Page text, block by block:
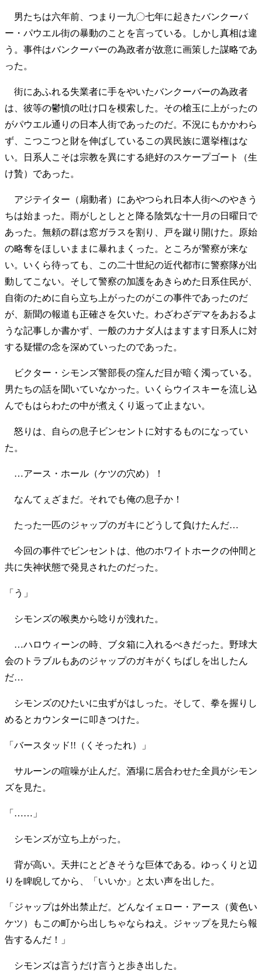
男たちは六年前、つまり一九〇七年に起きたバンクーバ
ー・パウエル街の暴動のことを言っている。しかし真相は違
う。事件はバンクーバーの為政者が故意に画策した謀略であ
った。
街にあふれる失業者に手をやいたバンクーバーの為政者
は、彼等の鬱憤の吐け口を模索した。その槍玉に上がったの
がパウエル通りの日本人街であったのだ。不況にもかかわら
ず、こつこつと財を伸ばしているこの異民族に選挙権はな
い。日系人こそは宗教を異にする絶好のスケープゴート（生
け贄）であった。
アジテイター（扇動者）にあやつられ日本人街へのやきう
ちは始まった。雨がしとしとと降る陰気な十一月の日曜日で
あった。無頼の群は窓ガラスを割り、戸を蹴り開けた。原始
の略奪をほしいままに暴れまくった。ところが警察が来な
い。いくら待っても、この二十世紀の近代都市に警察隊が出
動してこない。そして警察の加護をあきらめた日系住民が、
自衛のために自ら立ち上がったのがこの事件であったのだ
が、新聞の報道も正確さを欠いた。わざわざデマをあおるよ
うな記事しか書かず、一般のカナダ人はますます日系人に対
する疑懼の念を深めていったのであった。
ビクター・シモンズ警部長の窪んだ目が暗く濁っている。
男たちの話を聞いていなかった。いくらウイスキーを流し込
んでもはらわたの中が煮えくり返って止まない。
怒りは、自らの息子ビンセントに対するものになってい
た。
…アース・ホール（ケツの穴め）！
なんてぇざまだ。それでも俺の息子か！
たった一匹のジャップのガキにどうして負けたんだ…
今回の事件でビンセントは、他のホワイトホークの仲間と
共に失神状態で発見されたのだった。
「う」
シモンズの喉奥から唸りが洩れた。
…ハロウィーンの時、ブタ箱に入れるべきだった。野球大
会のトラブルもあのジャップのガキがくちばしを出したん
だ…
シモンズのひたいに虫ずがはしった。そして、拳を握りし
めるとカウンターに叩きつけた。
「バースタッド!!（くそったれ）」
サルーンの喧噪が止んだ。酒場に居合わせた全員がシモン
ズを見た。
「……」
シモンズが立ち上がった。
背が高い。天井にとどきそうな巨体である。ゆっくりと辺
りを睥睨してから、「いいか」と太い声を出した。
「ジャップは外出禁止だ。どんなイェロー・アース（黄色い
ケツ）もこの町から出しちゃならねえ。ジャップを見たら報
告するんだ！」
シモンズは言うだけ言うと歩き出した。